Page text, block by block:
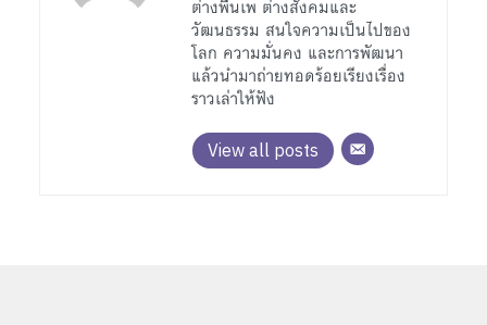
ต่างพื้นเพ ต่างสังคมและ
วัฒนธรรม สนใจความเป็นไปของ
โลก ความมั่นคง และการพัฒนา
แล้วนำมาถ่ายทอดร้อยเรียงเรื่อง
ราวเล่าให้ฟัง
View all posts